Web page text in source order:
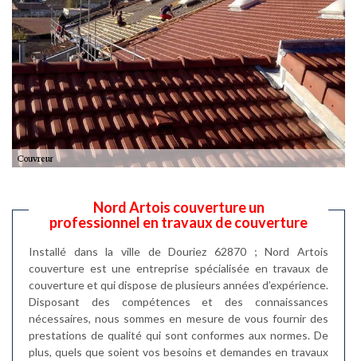
Nord Artois couverture un
professionnel en travaux de couverture
Installé dans la ville de Douriez 62870 ; Nord Artois
couverture est une entreprise spécialisée en travaux de
couverture et qui dispose de plusieurs années d’expérience.
Disposant des compétences et des connaissances
nécessaires, nous sommes en mesure de vous fournir des
prestations de qualité qui sont conformes aux normes. De
plus, quels que soient vos besoins et demandes en travaux